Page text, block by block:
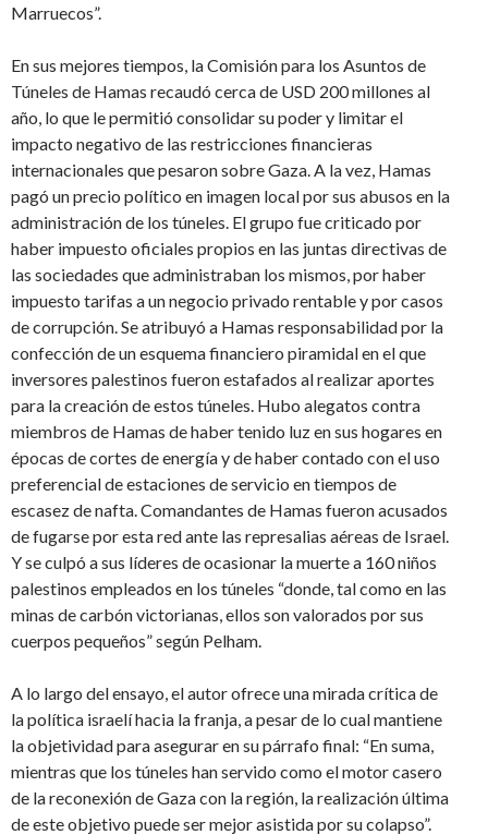
Marruecos”.
En sus mejores tiempos, la Comisión para los Asuntos de
Túneles de Hamas recaudó cerca de USD 200 millones al
año, lo que le permitió consolidar su poder y limitar el
impacto negativo de las restricciones financieras
internacionales que pesaron sobre Gaza. A la vez, Hamas
pagó un precio político en imagen local por sus abusos en la
administración de los túneles. El grupo fue criticado por
haber impuesto oficiales propios en las juntas directivas de
las sociedades que administraban los mismos, por haber
impuesto tarifas a un negocio privado rentable y por casos
de corrupción. Se atribuyó a Hamas responsabilidad por la
confección de un esquema financiero piramidal en el que
inversores palestinos fueron estafados al realizar aportes
para la creación de estos túneles. Hubo alegatos contra
miembros de Hamas de haber tenido luz en sus hogares en
épocas de cortes de energía y de haber contado con el uso
preferencial de estaciones de servicio en tiempos de
escasez de nafta. Comandantes de Hamas fueron acusados
de fugarse por esta red ante las represalias aéreas de Israel.
Y se culpó a sus líderes de ocasionar la muerte a 160 niños
palestinos empleados en los túneles “donde, tal como en las
minas de carbón victorianas, ellos son valorados por sus
cuerpos pequeños” según Pelham.
A lo largo del ensayo, el autor ofrece una mirada crítica de
la política israelí hacia la franja, a pesar de lo cual mantiene
la objetividad para asegurar en su párrafo final: “En suma,
mientras que los túneles han servido como el motor casero
de la reconexión de Gaza con la región, la realización última
de este objetivo puede ser mejor asistida por su colapso”.